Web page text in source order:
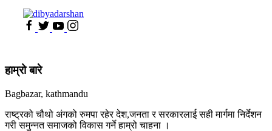
हाम्रो बारे
Bagbazar, kathmandu
राष्ट्रको चौथो अंगको रुमपा रहेर देश,जनता र सरकारलाई सही मार्गमा निर्देशन
गरी समुन्नत समाजको विकास गर्ने हाम्रो चाहना ।